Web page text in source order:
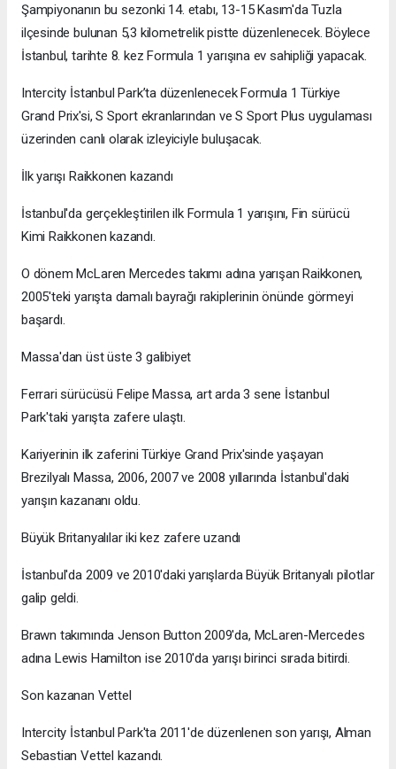
Şampiyonanın bu sezonki 14. etabı, 13-15 Kasım'da Tuzla
ilçesinde bulunan 5,3 kilometrelik pistte düzenlenecek. Böylece
İstanbul, tarihte 8. kez Formula 1 yarışına ev sahipliği yapacak.
Intercity İstanbul Park’ta düzenlenecek Formula 1 Türkiye
Grand Prix'si, S Sport ekranlarından ve S Sport Plus uygulaması
üzerinden canlı olarak izleyiciyle buluşacak.
İlk yarışı Raikkonen kazandı
İstanbul'da gerçekleştirilen ilk Formula 1 yarışını, Fin sürücü
Kimi Raikkonen kazandı.
O dönem McLaren Mercedes takımı adına yarışan Raikkonen,
2005'teki yarışta damalı bayrağı rakiplerinin önünde görmeyi
başardı.
Massa'dan üst üste 3 galibiyet
Ferrari sürücüsü Felipe Massa, art arda 3 sene İstanbul
Park'taki yarışta zafere ulaştı.
Kariyerinin ilk zaferini Türkiye Grand Prix'sinde yaşayan
Brezilyalı Massa, 2006, 2007 ve 2008 yıllarında İstanbul'daki
yarışın kazananı oldu.
Büyük Britanyalılar iki kez zafere uzandı
İstanbul'da 2009 ve 2010'daki yarışlarda Büyük Britanyalı pilotlar
galip geldi.
Brawn takımında Jenson Button 2009'da, McLaren-Mercedes
adına Lewis Hamilton ise 2010'da yarışı birinci sırada bitirdi.
Son kazanan Vettel
Intercity İstanbul Park'ta 2011'de düzenlenen son yarışı, Alman
Sebastian Vettel kazandı.